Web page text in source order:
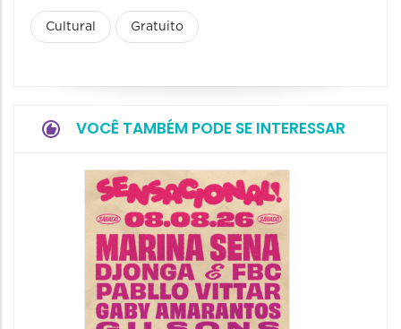
Cultural Gratuito
VOCÊ TAMBÉM PODE SE INTERESSAR